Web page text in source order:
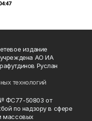
издание
учреждена АО ИА
Руслан
технологий
ФС77-50803 от
по надзору в сфере
массовых